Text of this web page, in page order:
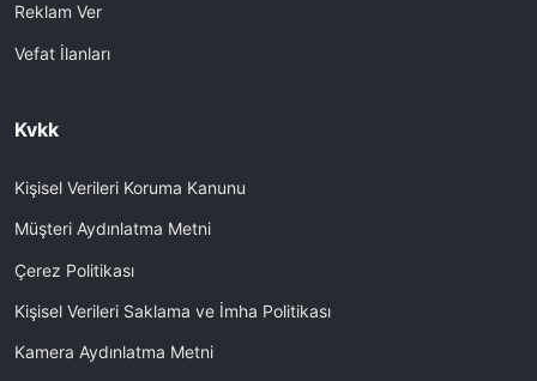
Reklam Ver
Vefat İlanları
Kvkk
Kişisel Verileri Koruma Kanunu
Müşteri Aydınlatma Metni
Çerez Politikası
Kişisel Verileri Saklama ve İmha Politikası
Kamera Aydınlatma Metni